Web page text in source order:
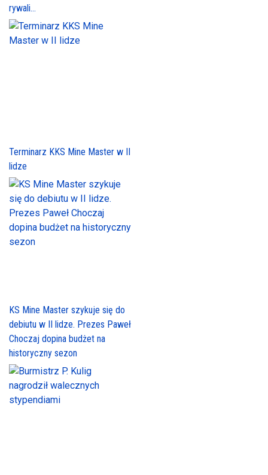
rywali...
Terminarz KKS Mine Master w II
lidze
KS Mine Master szykuje się do
debiutu w II lidze. Prezes Paweł
Choczaj dopina budżet na
historyczny sezon